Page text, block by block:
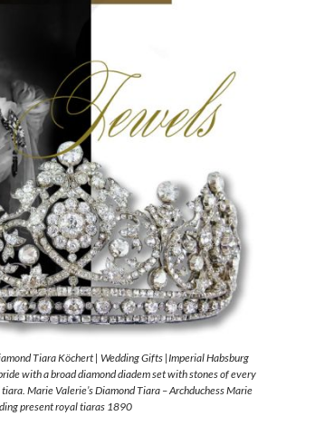
Tiara Köchert | Wedding Gifts |Imperial Habsburg
with a broad diamond diadem set with stones of every
Marie Valerie’s Diamond Tiara – Archduchess Marie
present royal tiaras 1890